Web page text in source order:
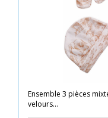
Ensemble 3 pièces
velours...